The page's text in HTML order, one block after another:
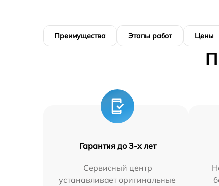
Преимущества Этапы работ Цены
Гарантия до 3-х лет
Сервисный центр
устанавливает оригинальные